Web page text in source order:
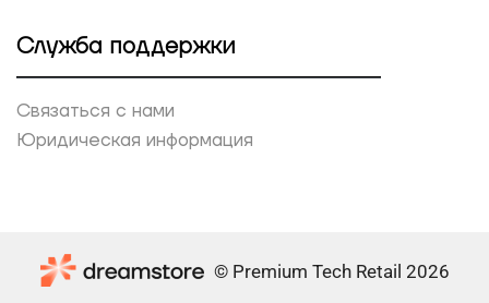
Служба поддержки
Связаться с нами
Юридическая информация
© Premium Tech Retail 2026